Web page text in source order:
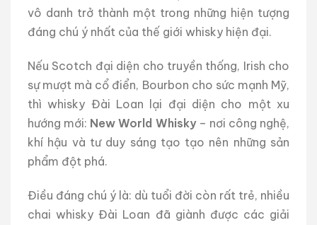
vô danh trở thành một trong những hiện tượng
đáng chú ý nhất của thế giới whisky hiện đại.
Nếu Scotch đại diện cho truyền thống, Irish cho
sự mượt mà cổ điển, Bourbon cho sức mạnh Mỹ,
thì whisky Đài Loan lại đại diện cho một xu
hướng mới: New World Whisky– nơi công nghệ,
khí hậu và tư duy sáng tạo tạo nên những sản
phẩm đột phá.
Điều đáng chú ý là: dù tuổi đời còn rất trẻ, nhiều
chai whisky Đài Loan đã giành được các giải